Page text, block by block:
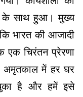
के साथ हुआ। मुख्य
कि भारत की आजादी
एक चिरंतन प्रेरणा
अमृतकाल में हर घर
है और हमें इसे